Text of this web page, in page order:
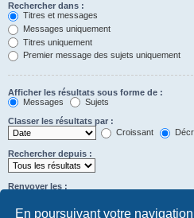
En poursuivant votre
Rechercher dans :
Titres et messages
Messages uniquement
Titres uniquement
Premier message des sujets uniquement
Afficher les résultats sous forme de :
Messages
Sujets
Classer les résultats par :
Croissant
Rechercher depuis :
Renvoyer les :